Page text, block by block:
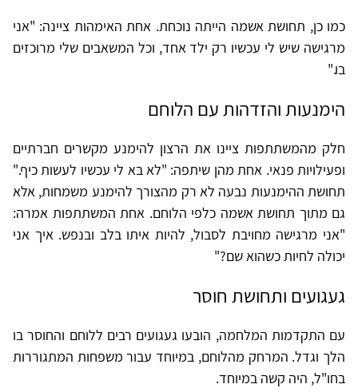
כמו כן, תחושת אשמה הייתה נוכחת. אחת האימהות ציינה: "אני
מרגישה שיש לי עכשיו רק ילד אחד, וכל המשאבים שלי מרוכזים
בו."
הימנעות והזדהות עם הלוחם
חלק מהמשתתפות ציינו את הרצון להימנע מקשרים חברתיים
ופעילויות פנאי. אחת מהן שיתפה: "לא בא לי עכשיו לעשות כיף."
תחושת ההימנעות נבעה לא רק מהצורך להימנע משמחות, אלא
גם מתוך תחושת אשמה כלפי הלוחם. אחת המשתתפות אמרה:
"אני מרגישה מחויבת לסבול, להיות איתו בלב ובנפש. איך אני
יכולה לחיות כשהוא שם?"
געגועים ותחושת חוסר
עם התקדמות המלחמה, הובעו געגועים רבים ללוחם והחוסר בו
הלך וגדל. המרחק מהלוחם, במיוחד עבור משפחות המתגוררות
בחו"ל, היה קשה במיוחד.